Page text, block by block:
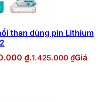
than dùng pin Lithium
₫.1.425.000 ₫Giá